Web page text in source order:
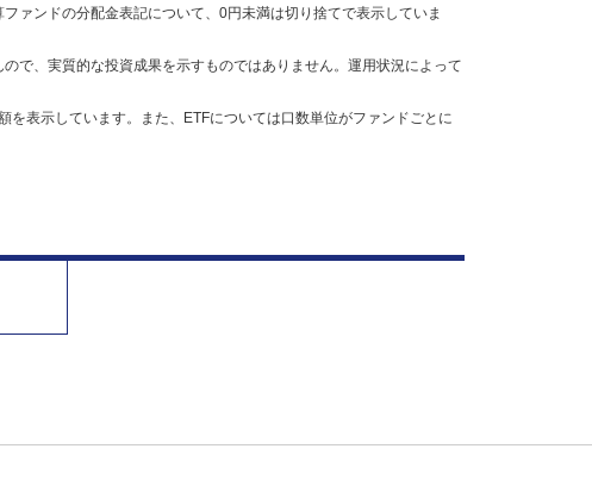
ァンドの分配金表記について、0円未満は切り捨てで表示していま
で、実質的な投資成果を示すものではありません。運用状況によって
表示しています。また、ETFについては口数単位がファンドごとに